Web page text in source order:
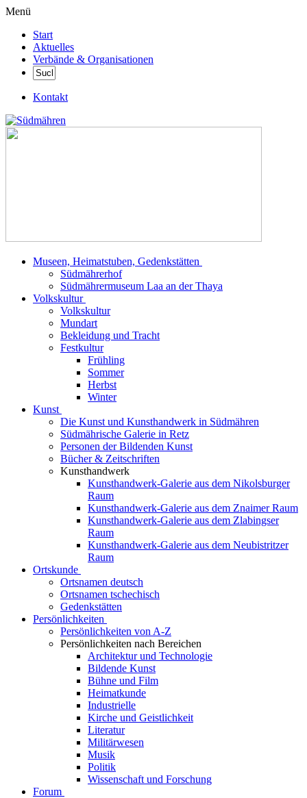
Menü
Start
Aktuelles
Verbände & Organisationen
Kontakt
Museen, Heimatstuben, Gedenkstätten
Südmährerhof
Südmährermuseum Laa an der Thaya
Volkskultur
Volkskultur
Mundart
Bekleidung und Tracht
Festkultur
Frühling
Sommer
Herbst
Winter
Kunst
Die Kunst und Kunsthandwerk in Südmähren
Südmährische Galerie in Retz
Personen der Bildenden Kunst
Bücher & Zeitschriften
Kunsthandwerk
Kunsthandwerk-Galerie aus dem Nikolsburger
Raum
Kunsthandwerk-Galerie aus dem Znaimer Raum
Kunsthandwerk-Galerie aus dem Zlabingser
Raum
Kunsthandwerk-Galerie aus dem Neubistritzer
Raum
Ortskunde
Ortsnamen deutsch
Ortsnamen tschechisch
Gedenkstätten
Persönlichkeiten
Persönlichkeiten von A-Z
Persönlichkeiten nach Bereichen
Architektur und Technologie
Bildende Kunst
Bühne und Film
Heimatkunde
Industrielle
Kirche und Geistlichkeit
Literatur
Militärwesen
Musik
Politik
Wissenschaft und Forschung
Forum